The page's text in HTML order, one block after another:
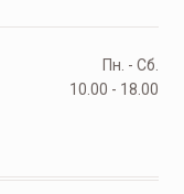
Пн. - Сб.
10.00 - 18.00